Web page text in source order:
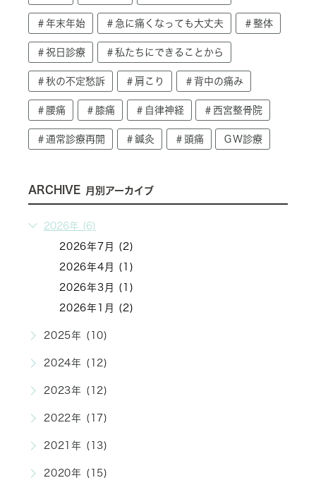
＃年末年始 ＃急に痛くなっても大丈夫 ＃整体
＃祝日診療 ＃私たちにできることから
＃秋の不定愁訴 ＃肩こり ＃背中の痛み
＃腰痛 ＃膝痛 ＃自律神経 ＃西宮整骨院
＃通常診療再開 ＃鍼灸 ＃頭痛 ＧＷ診療
ARCHIVE 月別アーカイブ
2026年 (6)
2026年7月 (2)
2026年4月 (1)
2026年3月 (1)
2026年1月 (2)
2025年 (10)
2024年 (12)
2023年 (12)
2022年 (17)
2021年 (13)
2020年 (15)